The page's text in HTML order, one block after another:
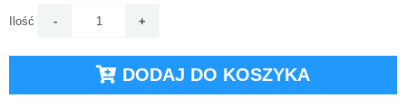
Ilość
DODAJ DO KOSZYKA